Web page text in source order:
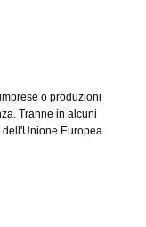
o produzioni
Tranne in alcuni
Europea